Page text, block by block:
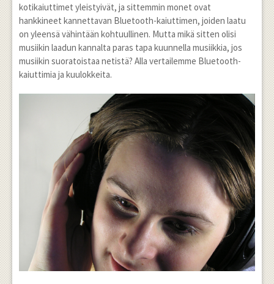
kotikaiuttimet yleistyivät, ja sittemmin monet ovat
hankkineet kannettavan Bluetooth-kaiuttimen, joiden laatu
on yleensä vähintään kohtuullinen. Mutta mikä sitten olisi
musiikin laadun kannalta paras tapa kuunnella musiikkia, jos
musiikin suoratoistaa netistä? Alla vertailemme Bluetooth-
kaiuttimia ja kuulokkeita.